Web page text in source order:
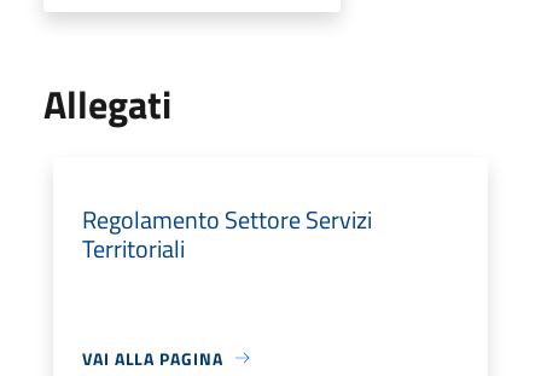
Allegati
Regolamento Settore Servizi
Territoriali
VAI ALLA PAGINA